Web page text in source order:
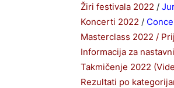
Žiri festivala 2022 /
Koncerti 2022 /
Masterclass 2022 /
Informacija za
Takmičenje 2022
Rezultati po